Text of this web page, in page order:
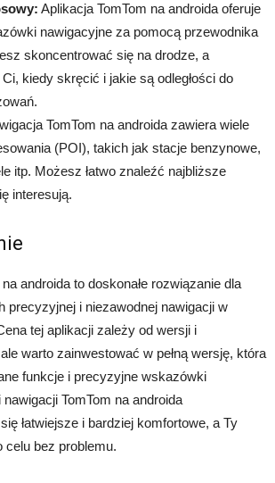
Aplikacja TomTom na androida oferuje
nawigacyjne za pomocą przewodnika
skoncentrować się na drodze, a
kiedy skręcić i jakie są odległości do
TomTom na androida zawiera wiele
(POI), takich jak stacje benzynowe,
itp. Możesz łatwo znaleźć najbliższe
interesują.
androida to doskonałe rozwiązanie dla
precyzyjnej i niezawodnej nawigacji w
tej aplikacji zależy od wersji i
warto zainwestować w pełną wersję, która
funkcje i precyzyjne wskazówki
TomTom na androida
łatwiejsze i bardziej komfortowe, a Ty
bez problemu.